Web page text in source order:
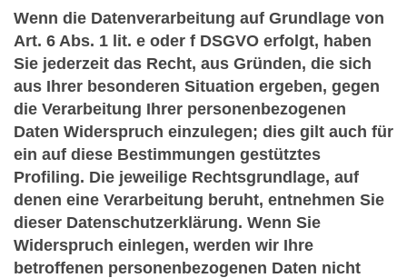
Wenn die Datenverarbeitung auf Grundlage von
Art. 6 Abs. 1 lit. e oder f DSGVO erfolgt, haben
Sie jederzeit das Recht, aus Gründen, die sich
aus Ihrer besonderen Situation ergeben, gegen
die Verarbeitung Ihrer personenbezogenen
Daten Widerspruch einzulegen; dies gilt auch für
ein auf diese Bestimmungen gestütztes
Profiling. Die jeweilige Rechtsgrundlage, auf
denen eine Verarbeitung beruht, entnehmen Sie
dieser Datenschutzerklärung. Wenn Sie
Widerspruch einlegen, werden wir Ihre
betroffenen personenbezogenen Daten nicht